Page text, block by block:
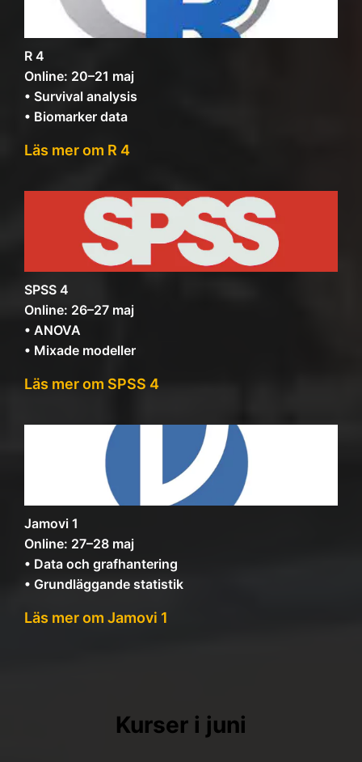
R 4
Online: 20–21 maj
• Survival analysis
• Biomarker data
Läs mer om R 4
SPSS 4
Online: 26–27 maj
• ANOVA
• Mixade modeller
Läs mer om SPSS 4
Jamovi 1
Online: 27–28 maj
• Data och grafhantering
• Grundläggande statistik
Läs mer om Jamovi 1
Kurser i juni